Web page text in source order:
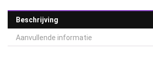
Beschrijving
Aanvullende informatie